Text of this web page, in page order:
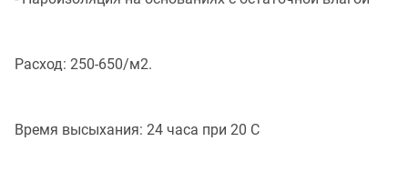
Расход: 250-650/м2.
Время высыхания: 24 часа при 20 C